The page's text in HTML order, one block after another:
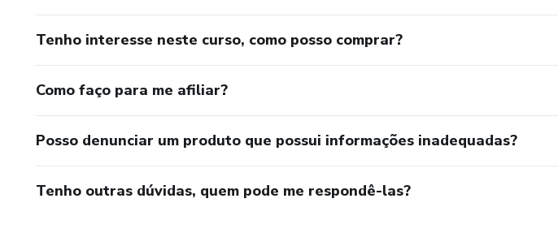
Tenho interesse neste curso, como posso comprar?
Como faço para me afiliar?
Posso denunciar um produto que possui informações inadequadas?
Tenho outras dúvidas, quem pode me respondê-las?